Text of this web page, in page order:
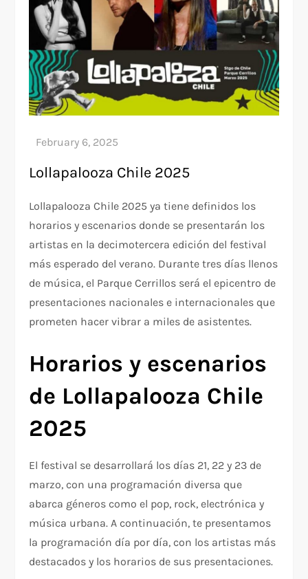
Lollapalooza Chile 2025
Lollapalooza Chile 2025 ya tiene definidos los
horarios y escenarios donde se presentarán los
artistas en la decimotercera edición del festival
más esperado del verano. Durante tres días llenos
de música, el Parque Cerrillos será el epicentro de
presentaciones nacionales e internacionales que
prometen hacer vibrar a miles de asistentes.
Horarios y escenarios
de Lollapalooza Chile
2025
El festival se desarrollará los días 21, 22 y 23 de
marzo, con una programación diversa que
abarca géneros como el pop, rock, electrónica y
música urbana. A continuación, te presentamos
la programación día por día, con los artistas más
destacados y los horarios de sus presentaciones.